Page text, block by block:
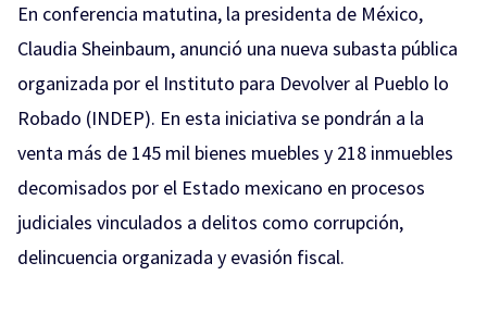
En conferencia matutina, la presidenta de México,
Claudia Sheinbaum, anunció una nueva subasta pública
organizada por el Instituto para Devolver al Pueblo lo
Robado (INDEP). En esta iniciativa se pondrán a la
venta más de 145 mil bienes muebles y 218 inmuebles
decomisados por el Estado mexicano en procesos
judiciales vinculados a delitos como corrupción,
delincuencia organizada y evasión fiscal.